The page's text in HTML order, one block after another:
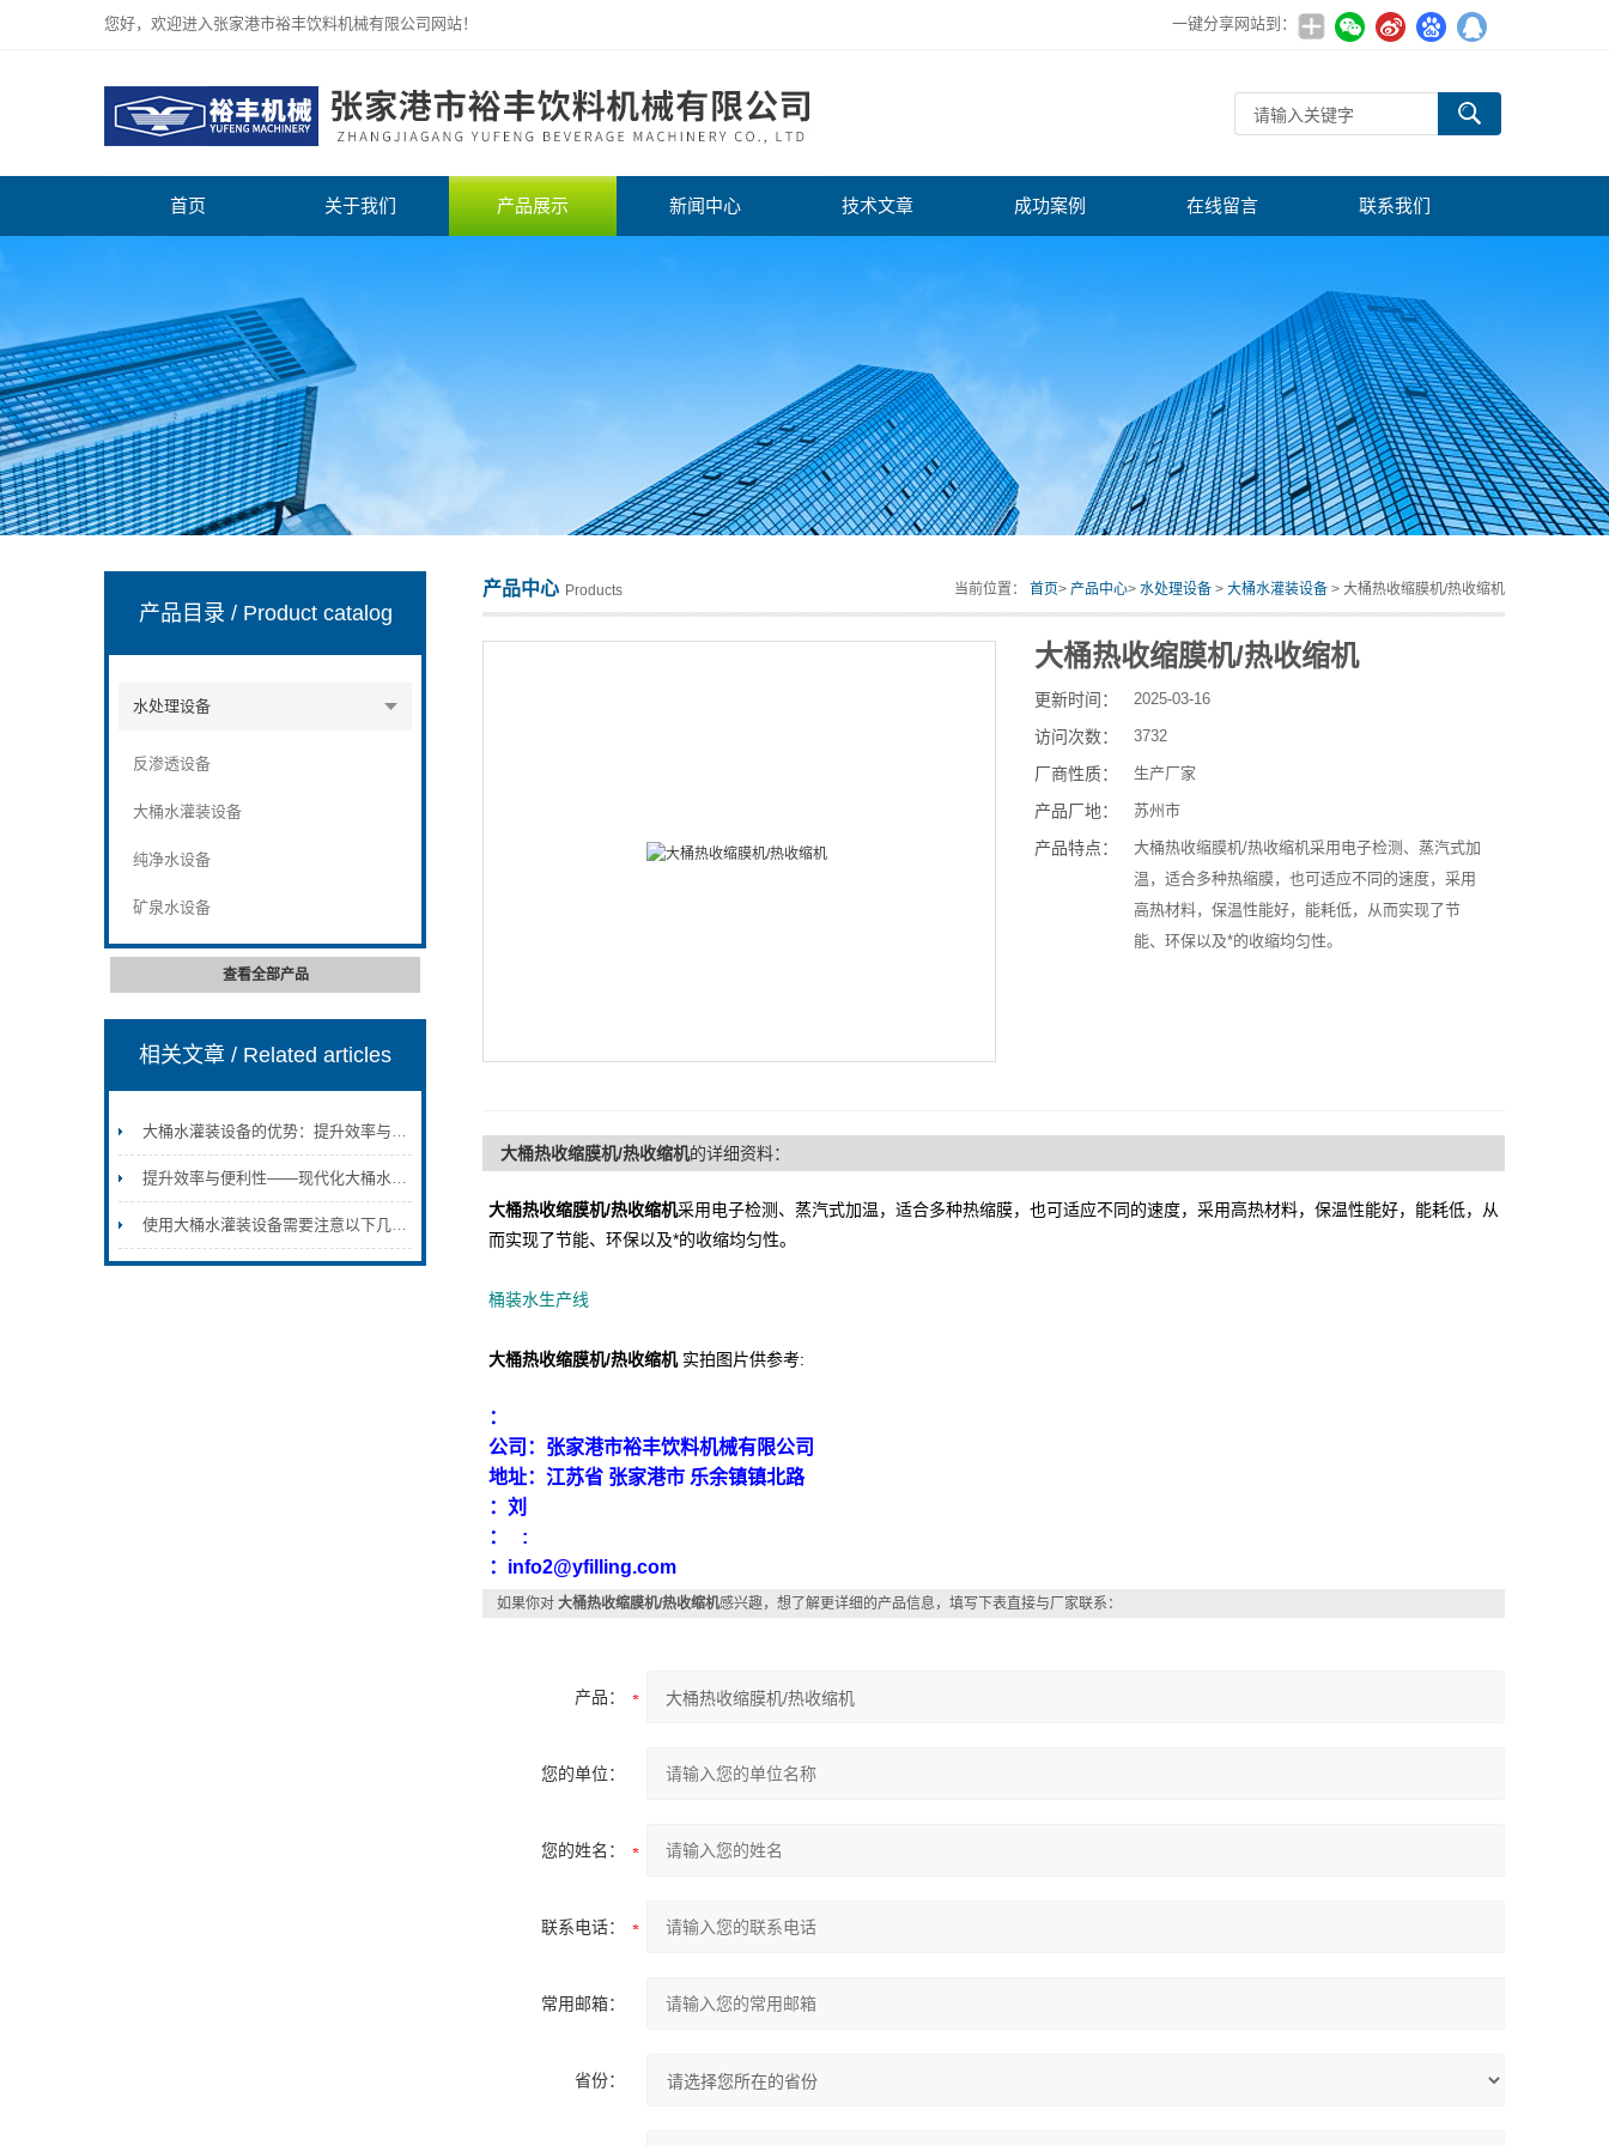
您好，欢迎进入张家港市裕丰饮料机械有限公司网站！ 一键分享网站到：
首页 关于我们 产品展示 新闻中心 技术文章 成功案例 在线留言 联系我们
产品目录 / Product catalog
水处理设备
反渗透设备
大桶水灌装设备
纯净水设备
矿泉水设备
查看全部产品
相关文章/ Related articles
大桶水灌装设备的优势：提升效率与品质的双重保障
提升效率与便利性——现代化大桶水灌装设备
使用大桶水灌装设备需要注意以下几个问题
产品中心 Products 当前位置： 首页> 产品中心> 水处理设备 > 大桶水灌装设备 > 大桶热收缩膜机/热收缩机
大桶热收缩膜机/热收缩机
更新时间： 2025-03-16
访问次数： 3732
厂商性质： 生产厂家
产品厂地： 苏州市
产品特点：
大桶热收缩膜机/热收缩机采用电子检测、蒸汽式加
温，适合多种热缩膜，也可适应不同的速度，采用
高热材料，保温性能好，能耗低，从而实现了节
能、环保以及*的收缩均匀性。
大桶热收缩膜机/热收缩机的详细资料：
大桶热收缩膜机/热收缩机采用电子检测、蒸汽式加温，适合多种热缩膜，也可适应不同的速度，采用高热材料，保温性能好，能耗低，从
而实现了节能、环保以及*的收缩均匀性。
桶装水生产线
大桶热收缩膜机/热收缩机实拍图片供参考:
：
公司：张家港市裕丰饮料机械有限公司
地址：江苏省 张家港市 乐余镇镇北路
：刘
： :
：info2@yfilling.com
如果你对 大桶热收缩膜机/热收缩机感兴趣，想了解更详细的产品信息，填写下表直接与厂家联系：
产品：
您的单位：
您的姓名：
联系电话：
常用邮箱：
省份：